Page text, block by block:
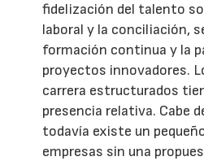
fidelización del talento
laboral y la conciliación,
formación continua y la
proyectos innovadores.
carrera estructurados
presencia relativa. Cabe
todavía existe un
empresas sin una